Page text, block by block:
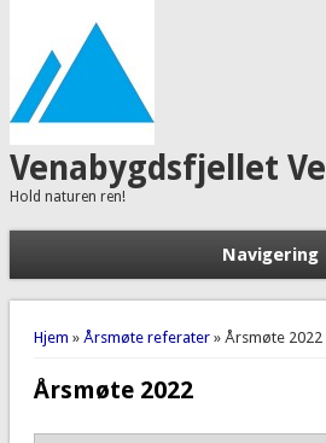
Venabygdsfjellet Vel
Hold naturen ren!
Navigering
Du er her
Hjem » Årsmøte referater» Årsmøte 2022
Årsmøte 2022